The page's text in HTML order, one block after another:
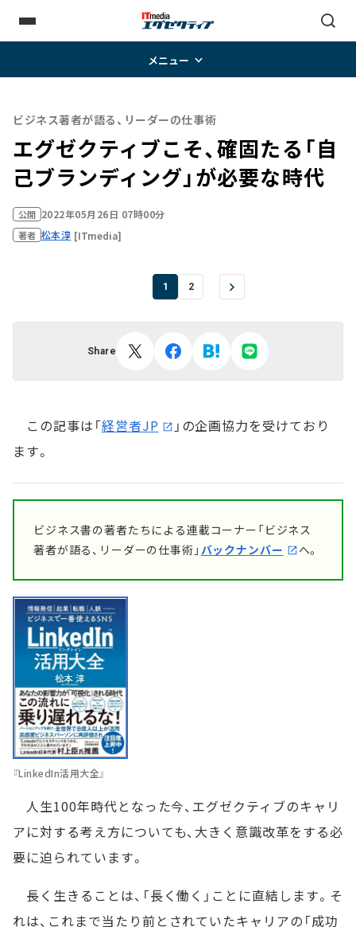
メニュー
ビジネス著者が語る、リーダーの仕事術
エグゼクティブこそ、確固たる「自
己ブランディング」が必要な時代
公開 2022年05月26日 07時00分
著者 松本淳 [ITmedia]
1 2
Share
この記事は「経営者JP
」の企画協力を受けており
ます。
ビジネス書の著者たちによる連載コーナー「ビジネス
著者が語る、リーダーの仕事術」 バックナンバー へ。
『LinkedIn活用大全』
人生100年時代となった今、エグゼクティブのキャリ
アに対する考え方についても、大きく意識改革をする必
要に迫られています。
長く生きることは、「長く働く」ことに直結します。そ
れは、これまで当たり前とされていたキャリアの「成功